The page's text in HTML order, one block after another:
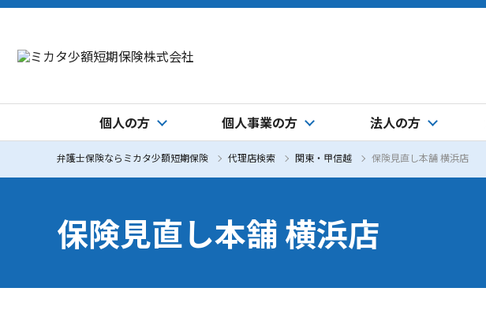
個人の方 個人事業の方 法人の方
弁護士保険ならミカタ少額短期保険 代理店検索 関東・甲信越 保険見直し本舗 横浜店
保険見直し本舗 横浜店